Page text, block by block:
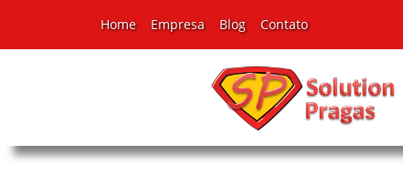
Home Empresa Blog Contato